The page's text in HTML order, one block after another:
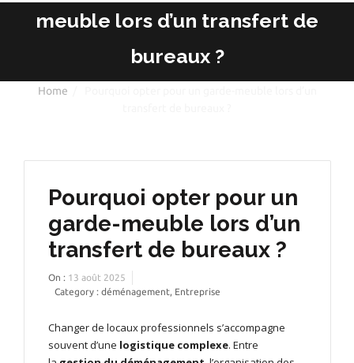
meuble lors d’un transfert de
bureaux ?
Home
Pourquoi opter pour un
garde-meuble lors d’un
transfert de bureaux ?
On : 13 août 2025
Category : déménagement Entreprise
Changer de locaux professionnels s’accompagne
souvent d’une logistique complexe. Entre